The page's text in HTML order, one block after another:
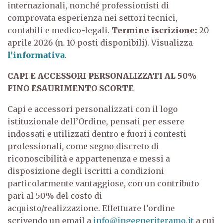
internazionali, nonché professionisti di
comprovata esperienza nei settori tecnici,
contabili e medico-legali. Termine iscrizione: 20
aprile 2026 (n. 10 posti disponibili). Visualizza
l’informativa.
CAPI E ACCESSORI PERSONALIZZATI AL 50%
FINO ESAURIMENTO SCORTE
Capi e accessori personalizzati con il logo
istituzionale dell’Ordine, pensati per essere
indossati e utilizzati dentro e fuori i contesti
professionali, come segno discreto di
riconoscibilità e appartenenza e messi a
disposizione degli iscritti a condizioni
particolarmente vantaggiose, con un contributo
pari al 50% del costo di
acquisto/realizzazione. Effettuare l’ordine
scrivendo un email a info@ingegneriteramo.it a cui